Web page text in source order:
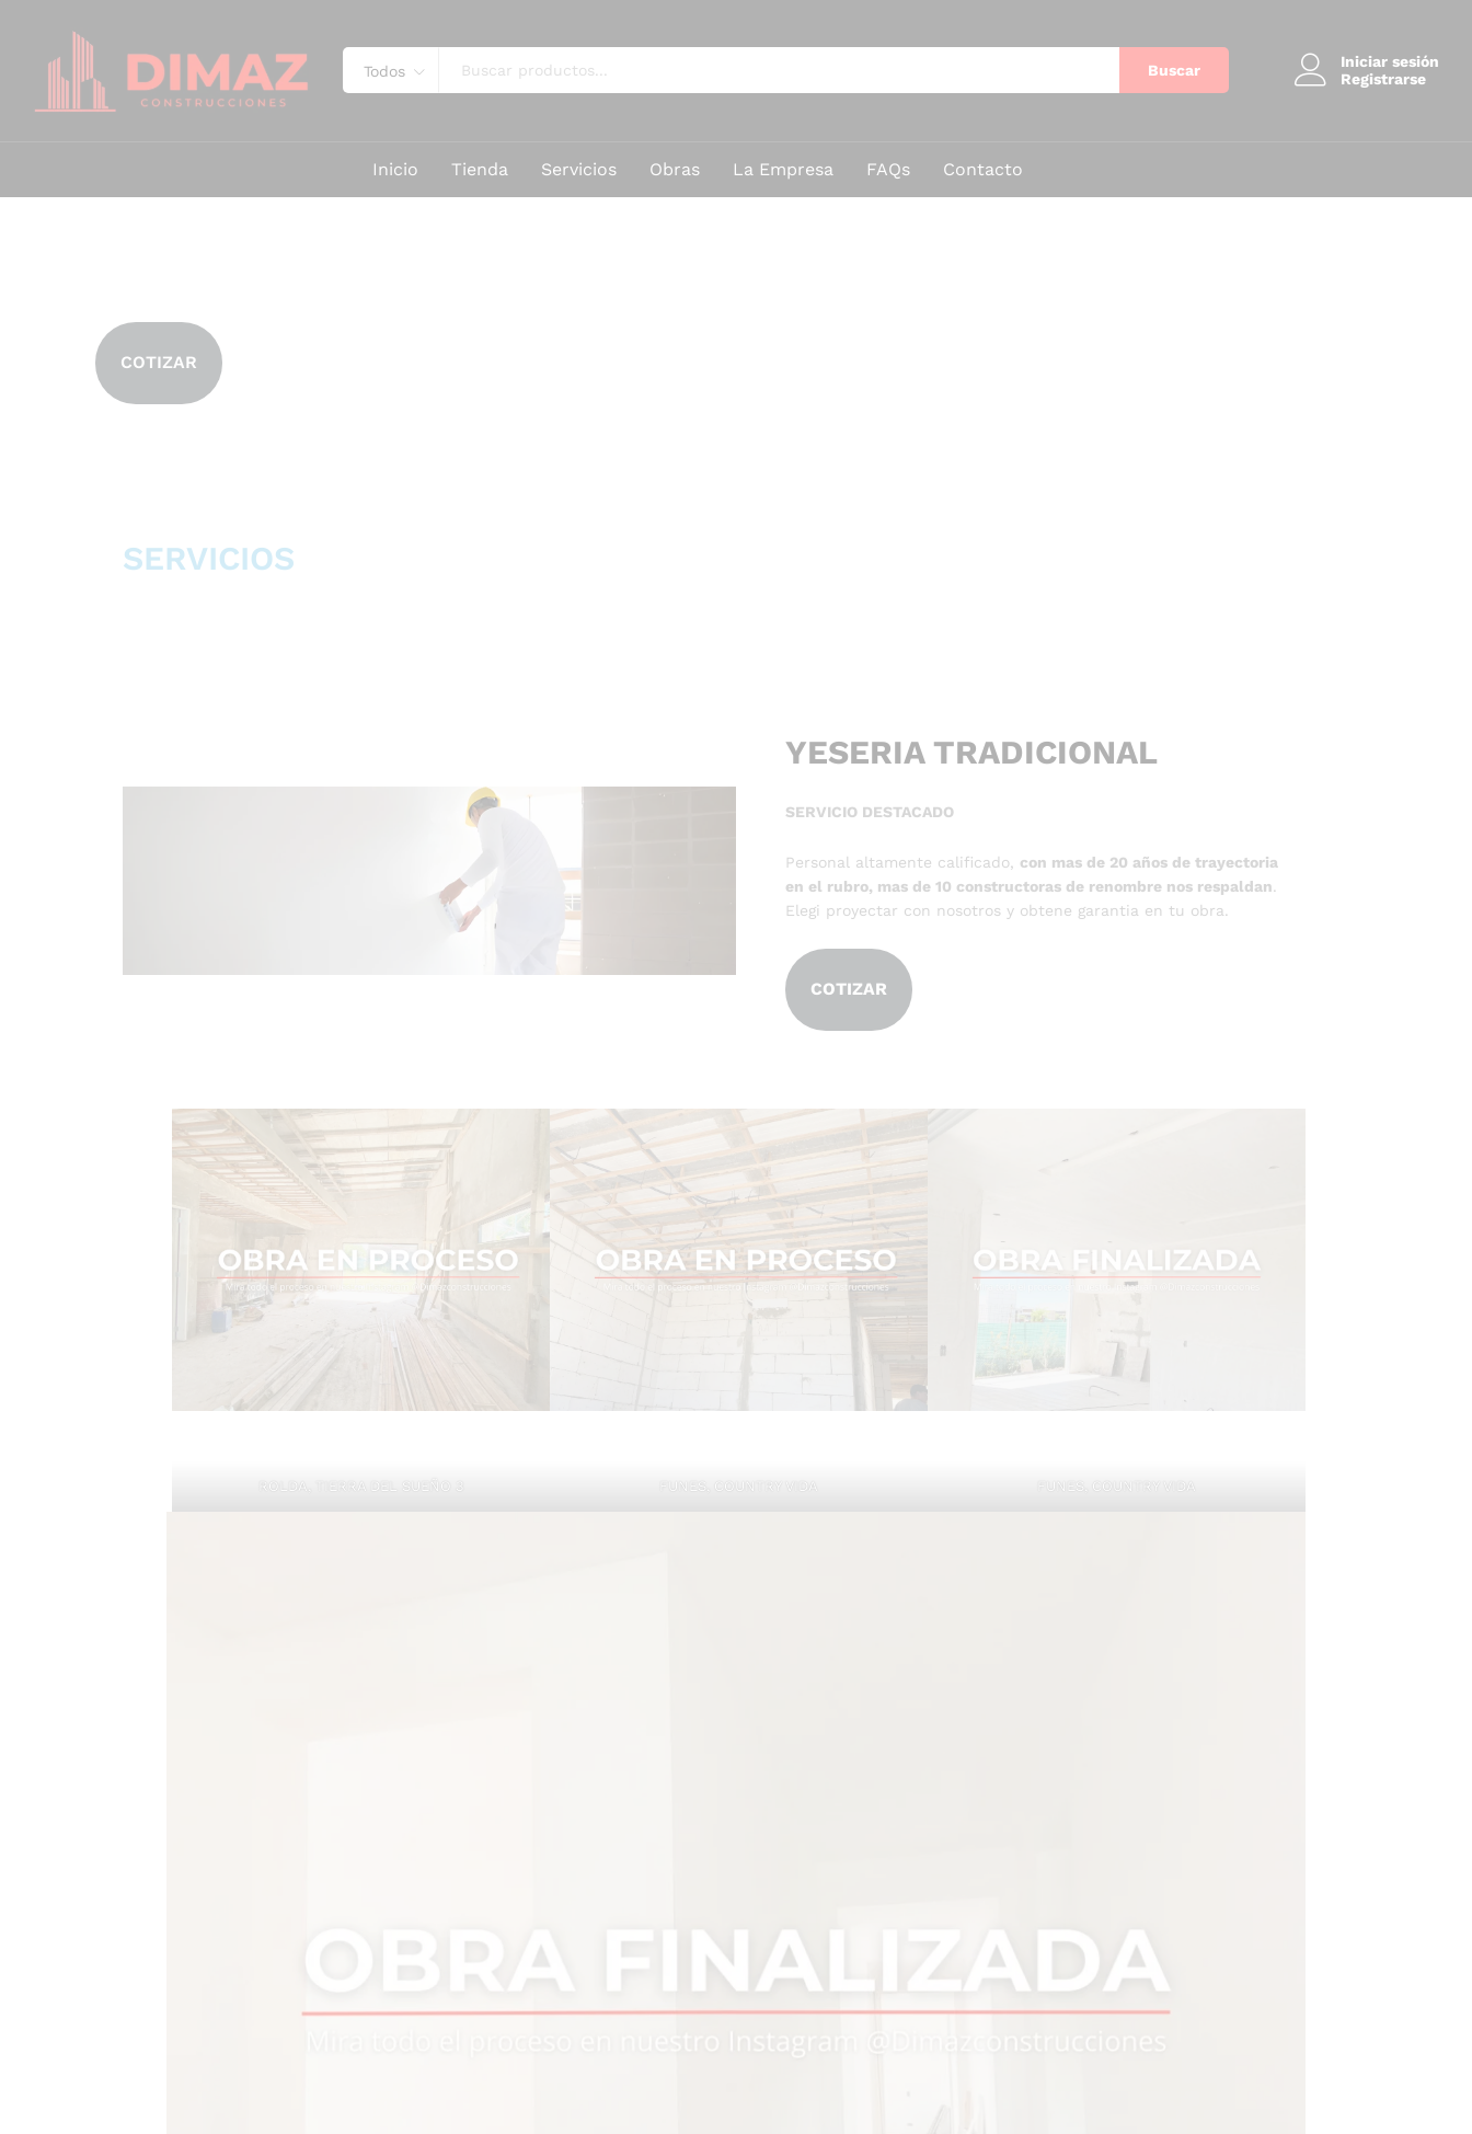
Todos Buscar
Iniciar sesión
Registrarse
Inicio Tienda Servicios Obras La Empresa FAQs Contacto
COTIZAR
SERVICIOS
YESERIA TRADICIONAL
SERVICIO DESTACADO
Personal altamente calificado, con mas de 20 años de trayectoria
en el rubro, mas de 10 constructoras de renombre nos respaldan
Elegi proyectar con nosotros y obtene garantia en tu obra.
COTIZAR
ROLDA, TIERRA DEL SUEÑO 3 FUNES, COUNTRY VIDA FUNES, COUNTRY VIDA